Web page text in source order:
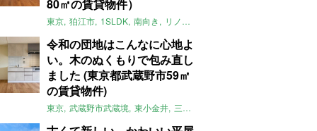
80㎡の賃貸物件）
東京 狛江市 1SLDK 南向き リノベ
令和の団地はこんなに心地よ
い。木のぬくもりで包み直し
ました (東京都武蔵野市59㎡
の賃貸物件)
東京 武蔵野市武蔵境 東小金井 三鷹